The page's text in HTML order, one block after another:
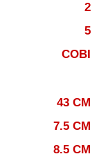
2
5
COBI
43 CM
7.5 CM
8.5 CM